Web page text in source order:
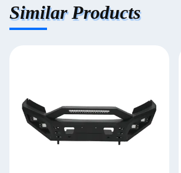
Similar Products